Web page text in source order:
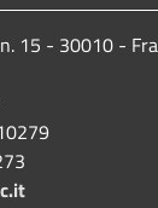
15 - 30010 -